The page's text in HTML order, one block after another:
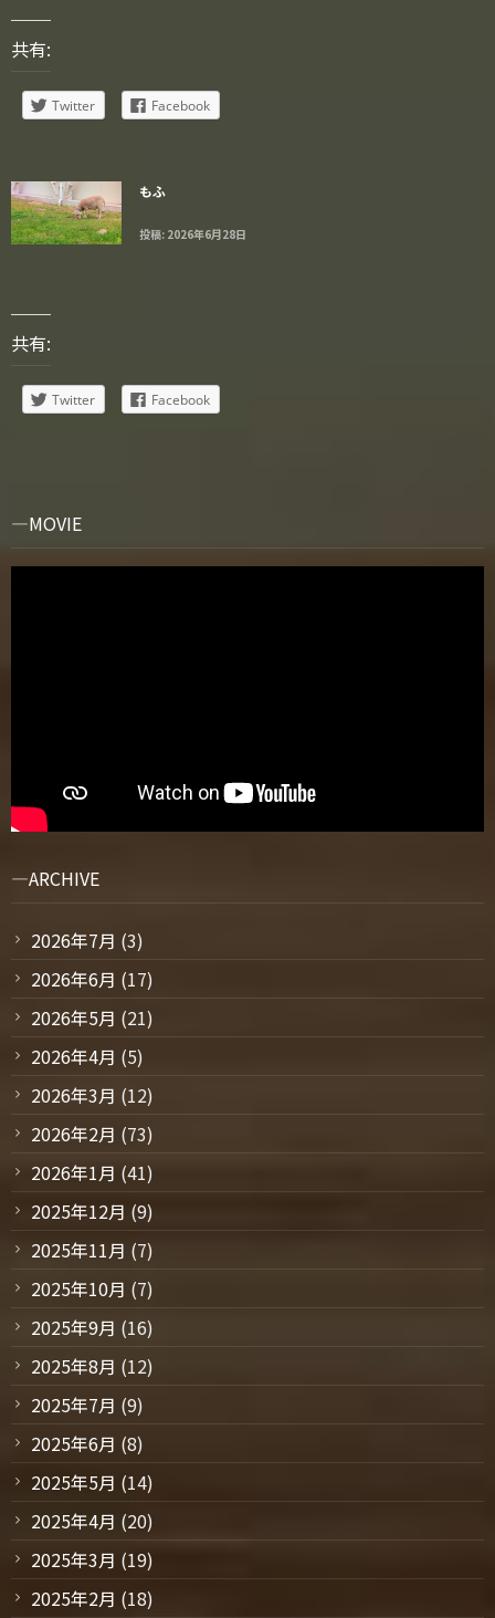
共有:
Twitter Facebook
もふ
投稿: 2026年6月28日
共有:
Twitter Facebook
MOVIE
ARCHIVE
2026年7月 (3)
2026年6月 (17)
2026年5月 (21)
2026年4月 (5)
2026年3月 (12)
2026年2月 (73)
2026年1月 (41)
2025年12月 (9)
2025年11月 (7)
2025年10月 (7)
2025年9月 (16)
2025年8月 (12)
2025年7月 (9)
2025年6月 (8)
2025年5月 (14)
2025年4月 (20)
2025年3月 (19)
2025年2月 (18)